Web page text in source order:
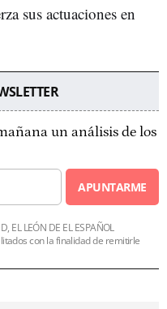
sus actuaciones en
un análisis de los
APUNTARME
EL LEÓN DE EL ESPAÑOL
con la finalidad de remitirle